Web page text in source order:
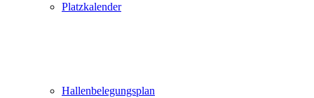
Platzkalender
Hallenbelegungsplan